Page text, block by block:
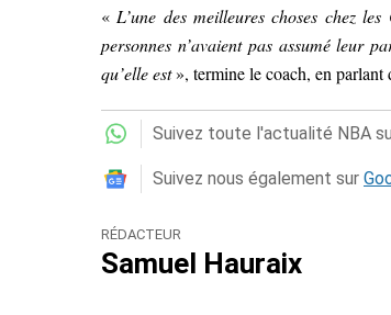
« L’une des meilleures choses chez
personnes n’avaient pas assumé leur
qu’elle est», termine le coach, en parlant
Suivez toute l'actualité NBA
Suivez nous également sur
RÉDACTEUR
Samuel Hauraix